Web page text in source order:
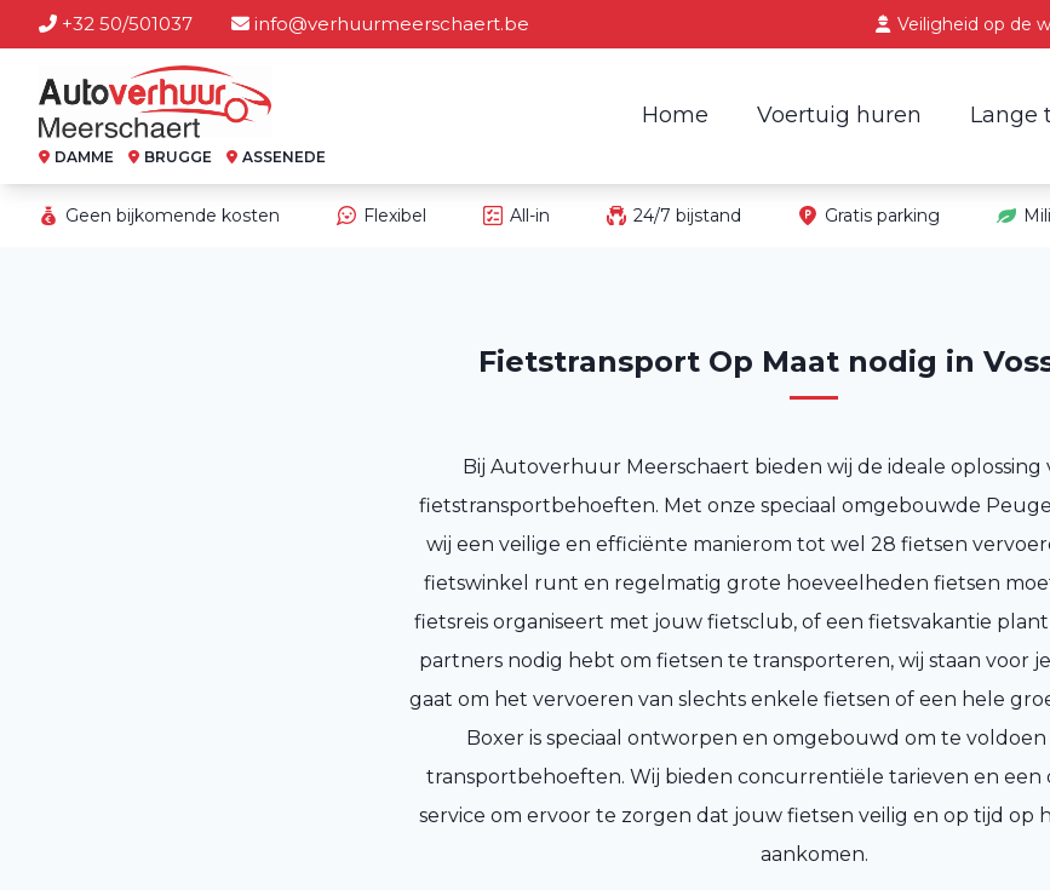
+32 50/501037 info@verhuurmeerschaert.be Veiligheid op de
DAMME BRUGGE ASSENEDE
Home Voertuig huren Lange
Geen bijkomende kosten Flexibel All-in 24/7 bijstand Gratis parking
Fietstransport Op Maat nodig in
Bij Autoverhuur Meerschaert bieden wij de ideale oplossing
fietstransportbehoeften. Met onze speciaal omgebouwde
wij een veilige en efficiënte manierom tot wel 28 fietsen
fietswinkel runt en regelmatig grote hoeveelheden fietsen
fietsreis organiseert met jouw fietsclub, of een fietsvakantie
partners nodig hebt om fietsen te transporteren, wij staan voor
gaat om het vervoeren van slechts enkele fietsen of een hele
Boxer is speciaal ontworpen en omgebouwd om te
transportbehoeften. Wij bieden concurrentiële tarieven en een
service om ervoor te zorgen dat jouw fietsen veilig en op tijd op
aankomen.